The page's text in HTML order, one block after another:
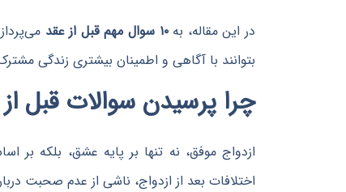
در این مقاله، به۱۰ سوال مهم قبل از عقد
بتوانند با آگاهی و اطمینان بیشتری زندگی
چرا پرسیدن سوالات قبل
ازدواج موفق، نه تنها بر پایه عشق، بلکه بر
اختلافات بعد از ازدواج، ناشی از عدم صحبت